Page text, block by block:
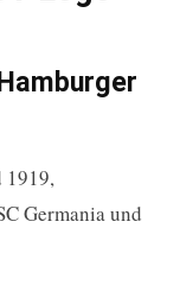
1919,
Germania und